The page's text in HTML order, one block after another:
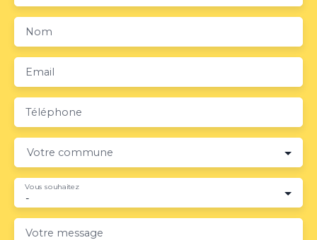
Nom
Email
Téléphone
Votre commune
-
Vous souhaitez
Votre message